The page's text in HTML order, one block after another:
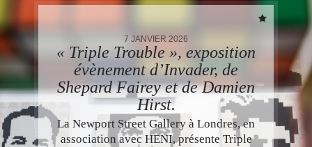
7 JANVIER 2026
« Triple Trouble », exposition
évènement d’Invader, de
Shepard Fairey et de Damien
Hirst.
La Newport Street Gallery à Londres, en
association avec HENI, présente Triple